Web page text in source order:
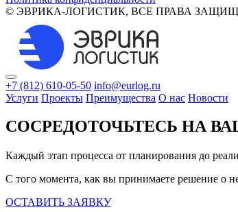
© ЭВРИКА-ЛОГИСТИК, ВСЕ ПРАВА
+7 (812) 610-05-50 info@eurlog.ru
Услуги Проекты Преимущества О нас Новости
СОСРЕДОТОЧЬТЕСЬ НА
Каждый этап процесса от планирования до
С того момента, как вы принимаете решение о
ОСТАВИТЬ ЗАЯВКУ